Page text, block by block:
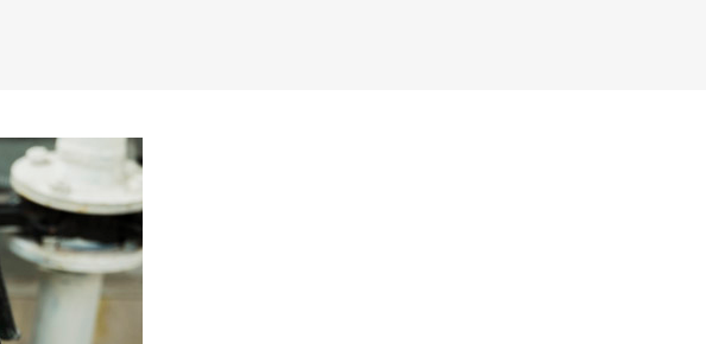
Basso
Ufficio
sicurezza
e DPI anticaduta
aziende gruppo A
aziende gruppo B-C
fino 50 lavoratori